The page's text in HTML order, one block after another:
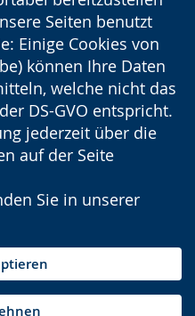
Seiten benutzt
Einige Cookies von
können Ihre Daten
welche nicht das
DS-GVO entspricht.
jederzeit über die
auf der Seite
Sie in unserer